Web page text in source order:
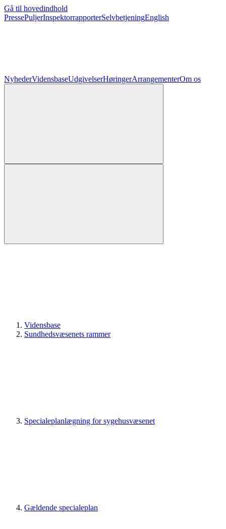
Gå til hovedindhold
PressePuljerInspektorrapporterSelvbetjeningEnglish
NyhederVidensbaseUdgivelserHøringerArrangementerOm os
Vidensbase
Sundhedsvæsenets rammer
Specialeplanlægning for sygehusvæsenet
Gældende specialeplan